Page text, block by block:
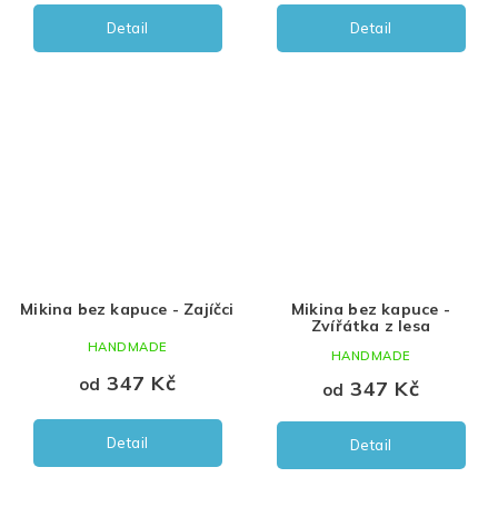
Detail Detail
Mikina bez kapuce - Zajíčci
od 347 Kč
Detail
HANDMADE
Mikina bez kapuce -
Zvířátka z lesa
od 347 Kč
Detail
HANDMADE